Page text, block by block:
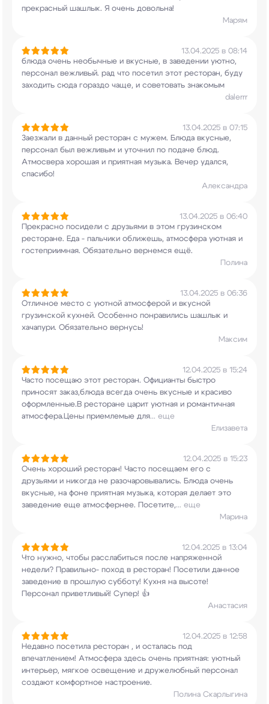
прекрасный шашлык. Я очень довольна!
Марям
13.04.2025 в 08:14
блюда очень необычные и вкусные, в заведении уютно,
персонал вежливый. рад что посетил этот ресторан, буду
заходить сюда гораздо чаще, и советовать знакомым
dalerrr
13.04.2025 в 07:15
Заезжали в данный ресторан с мужем. Блюда вкусные,
персонал был вежливым и уточнил по подаче блюд.
Атмосвера хорошая и приятная музыка. Вечер удался,
спасибо!
Александра
13.04.2025 в 06:40
Прекрасно посидели с друзьями в этом грузинском
ресторане. Еда - пальчики оближешь, атмосфера уютная и
гостеприимная. Обязательно вернемся ещё.
Полина
13.04.2025 в 06:36
Отличное место с уютной атмосферой и вкусной
грузинской кухней. Особенно понравились шашлык и
хачапури. Обязательно вернусь!
Максим
12.04.2025 в 15:24
Часто посещаю этот ресторан. Официанты быстро
приносят заказ,блюда всегда очень вкусные и красиво
оформленные.В ресторане царит уютная и романтичная
атмосфера.Цены приемлемые для... еще
Елизавета
12.04.2025 в 15:23
Очень хороший ресторан! Часто посещаем его с
друзьями и никогда не разочаровывались. Блюда очень
вкусные, на фоне приятная музыка, которая делает это
заведение еще атмосфернее. Посетите,... еще
Марина
12.04.2025 в 13:04
Что нужно, чтобы расслабиться после напряженной
недели? Правильно- поход в ресторан! Посетили данное
заведение в прошлую субботу! Кухня на высоте!
Персонал приветливый! Супер! 👍
Анастасия
12.04.2025 в 12:58
Недавно посетила ресторан , и осталась под
впечатлением! Атмосфера здесь очень приятная: уютный
интерьер, мягкое освещение и дружелюбный персонал
создают комфортное настроение.
Полина Скарлыгина